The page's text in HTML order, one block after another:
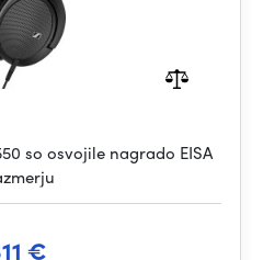
so osvojile nagrado EISA
€